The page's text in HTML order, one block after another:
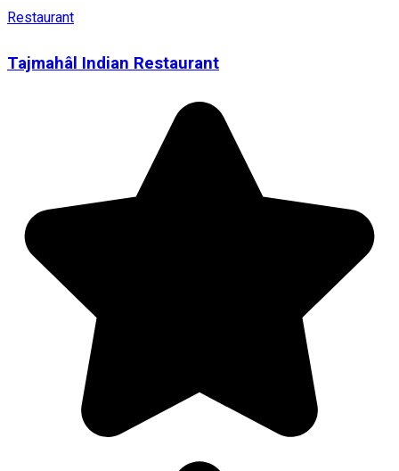
Restaurant
Tajmahâl Indian Restaurant